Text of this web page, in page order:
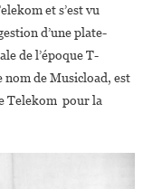
et s’est vu
d’une plate-
de l’époque T-
de Musicload, est
Telekom pour la